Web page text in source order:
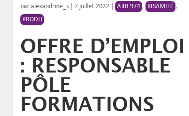
paralexandrine_s |7 juillet 2022 | AJIR 974 , KISAMILÉ ,
PRODIJ
OFFRE D’EMPLOI
: RESPONSABLE
PÔLE
FORMATIONS